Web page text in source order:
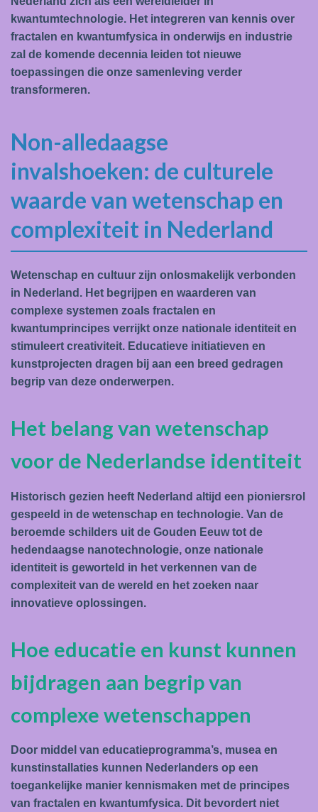
kwantumtechnologie. Het integreren van kennis over
fractalen en kwantumfysica in onderwijs en industrie
zal de komende decennia leiden tot nieuwe
toepassingen die onze samenleving verder
transformeren.
Non-alledaagse
invalshoeken: de culturele
waarde van wetenschap en
complexiteit in Nederland
Wetenschap en cultuur zijn onlosmakelijk verbonden
in Nederland. Het begrijpen en waarderen van
complexe systemen zoals fractalen en
kwantumprincipes verrijkt onze nationale identiteit en
stimuleert creativiteit. Educatieve initiatieven en
kunstprojecten dragen bij aan een breed gedragen
begrip van deze onderwerpen.
Het belang van wetenschap
voor de Nederlandse identiteit
Historisch gezien heeft Nederland altijd een pioniersrol
gespeeld in de wetenschap en technologie. Van de
beroemde schilders uit de Gouden Eeuw tot de
hedendaagse nanotechnologie, onze nationale
identiteit is geworteld in het verkennen van de
complexiteit van de wereld en het zoeken naar
innovatieve oplossingen.
Hoe educatie en kunst kunnen
bijdragen aan begrip van
complexe wetenschappen
Door middel van educatieprogramma’s, musea en
kunstinstallaties kunnen Nederlanders op een
toegankelijke manier kennismaken met de principes
van fractalen en kwantumfysica. Dit bevordert niet